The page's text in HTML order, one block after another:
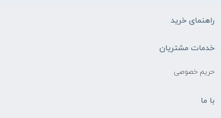
راهنمای خرید
خدمات مشتریان
حریم خصوصی
با ما